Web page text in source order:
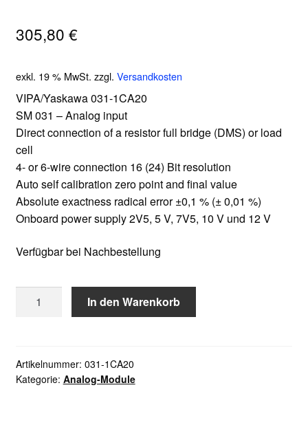
305,80 €
exkl. 19 % MwSt. zzgl. Versandkosten
VIPA/Yaskawa 031-1CA20
SM 031 – Analog input
Direct connection of a resistor full bridge (DMS) or load
cell
4- or 6-wire connection 16 (24) Bit resolution
Auto self calibration zero point and final value
Absolute exactness radical error ±0,1 % (± 0,01 %)
Onboard power supply 2V5, 5 V, 7V5, 10 V und 12 V
Verfügbar bei Nachbestellung
In den Warenkorb
Artikelnummer: 031-1CA20
Kategorie: Analog-Module